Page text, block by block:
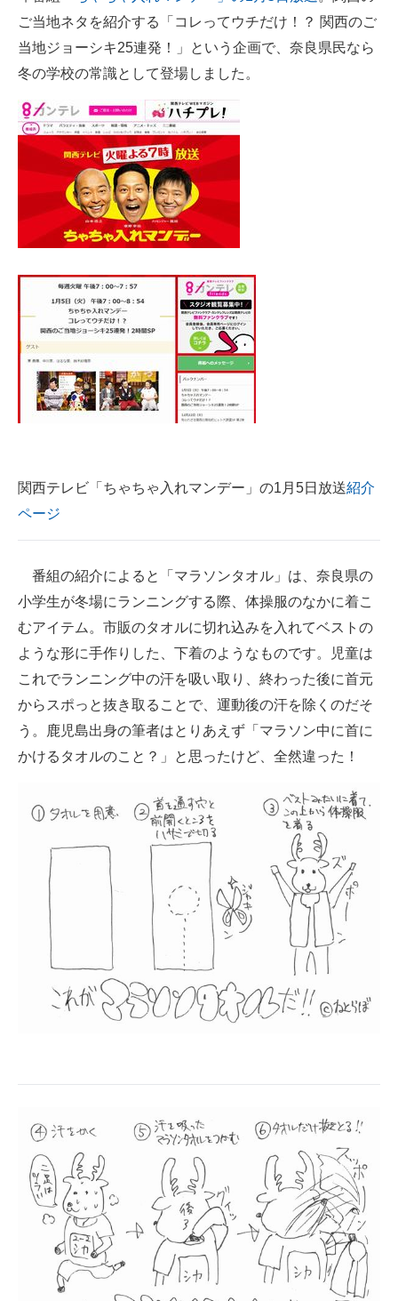
ご当地ネタを紹介する「コレってウチだけ！？ 関西のご
当地ジョーシキ25連発！」という企画で、奈良県民なら
冬の学校の常識として登場しました。
関西テレビ「ちゃちゃ入れマンデー」の1月5日放送紹介
ページ
番組の紹介によると「マラソンタオル」は、奈良県の
小学生が冬場にランニングする際、体操服のなかに着こ
むアイテム。市販のタオルに切れ込みを入れてベストの
ような形に手作りした、下着のようなものです。児童は
これでランニング中の汗を吸い取り、終わった後に首元
からスポっと抜き取ることで、運動後の汗を除くのだそ
う。鹿児島出身の筆者はとりあえず「マラソン中に首に
かけるタオルのこと？」と思ったけど、全然違った！